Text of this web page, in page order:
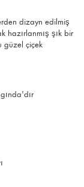
dizayn edilmiş
hazırlanmış şık bir
güzel çiçek